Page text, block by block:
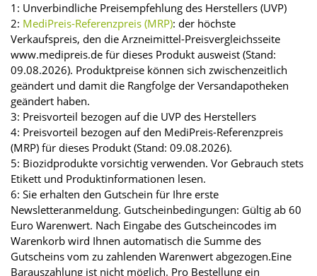
1: Unverbindliche Preisempfehlung des Herstellers (UVP)
2: MediPreis-Referenzpreis (MRP): der höchste
Verkaufspreis, den die Arzneimittel-Preisvergleichsseite
www.medipreis.de für dieses Produkt ausweist (Stand:
09.08.2026). Produktpreise können sich zwischenzeitlich
geändert und damit die Rangfolge der Versandapotheken
geändert haben.
3: Preisvorteil bezogen auf die UVP des Herstellers
4: Preisvorteil bezogen auf den MediPreis-Referenzpreis
(MRP) für dieses Produkt (Stand: 09.08.2026).
5: Biozidprodukte vorsichtig verwenden. Vor Gebrauch stets
Etikett und Produktinformationen lesen.
6: Sie erhalten den Gutschein für Ihre erste
Newsletteranmeldung. Gutscheinbedingungen: Gültig ab 60
Euro Warenwert. Nach Eingabe des Gutscheincodes im
Warenkorb wird Ihnen automatisch die Summe des
Gutscheins vom zu zahlenden Warenwert abgezogen.Eine
Barauszahlung ist nicht möglich. Pro Bestellung ein